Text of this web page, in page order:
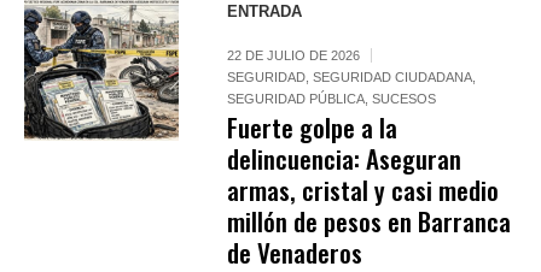
ENTRADA
22 DE JULIO DE 2026
SEGURIDAD ,SEGURIDAD CIUDADANA
SEGURIDAD PÚBLICA ,SUCESOS
Fuerte golpe a la
delincuencia: Aseguran
armas, cristal y casi medio
millón de pesos en Barranca
de Venaderos